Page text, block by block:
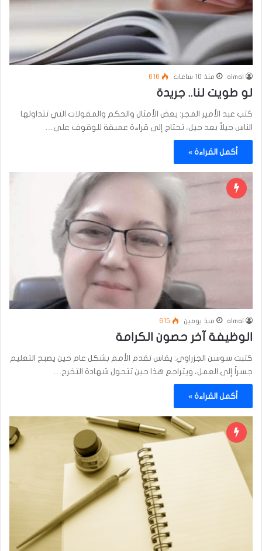
almal منذ 10 ساعات 616
لو طويت لنا.. جريدة
كتب عبد الأمير المجر: بعض الأمثال والحكم والمقولات التي تتداولها
الناس جيلاً بعد جيل، تحتاج إلى قراءة عميقة للوقوف على…
أكمل القراءة »
almal منذ يومين 615
الوظيفة آخر حصون الكرامة
كتبت سوسن الجزراوي: يقاس تقدم الأمم بشكل عام حين يصبح التعليم
جسراً إلى العمل، ويتراجع هذا حين تتحول شهادة التخرج…
أكمل القراءة »